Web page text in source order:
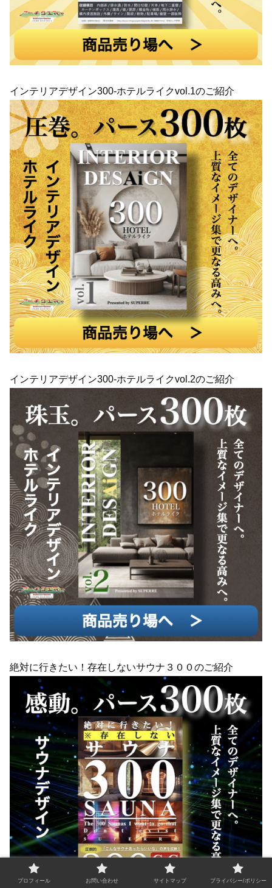
インテリアデザイン300-ホテルライクvol.1のご紹介
インテリアデザイン300-ホテルライクvol.2のご紹介
絶対に行きたい！存在しないサウナ３００のご紹介
プロフィール お問い合わせ サイトマップ プライバシー/ポリシー